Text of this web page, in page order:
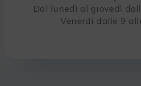
Dal lunedì al giovedì
Venerdì dalle 9